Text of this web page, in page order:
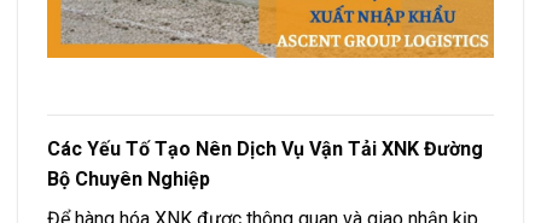
Các Yếu Tố Tạo Nên Dịch Vụ Vận Tải XNK Đường
Bộ Chuyên Nghiệp